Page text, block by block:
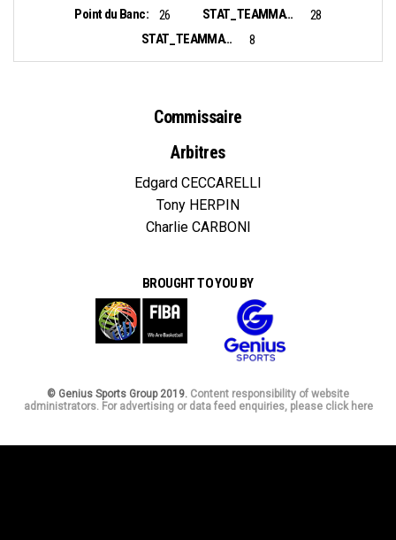
Point du Banc:
26 STAT_TEAMMATCH_BASKETBALL_sBiggestLead_NAME:
28
STAT_TEAMMATCH_BASKETBALL_sBiggestScoringRun_NAME:
8
Commissaire
Arbitres
Edgard CECCARELLI
Tony HERPIN
Charlie CARBONI
BROUGHT TO YOU BY
© Genius Sports Group 2019. Content responsibility of website
administrators. For advertising or data feed enquiries, please click here